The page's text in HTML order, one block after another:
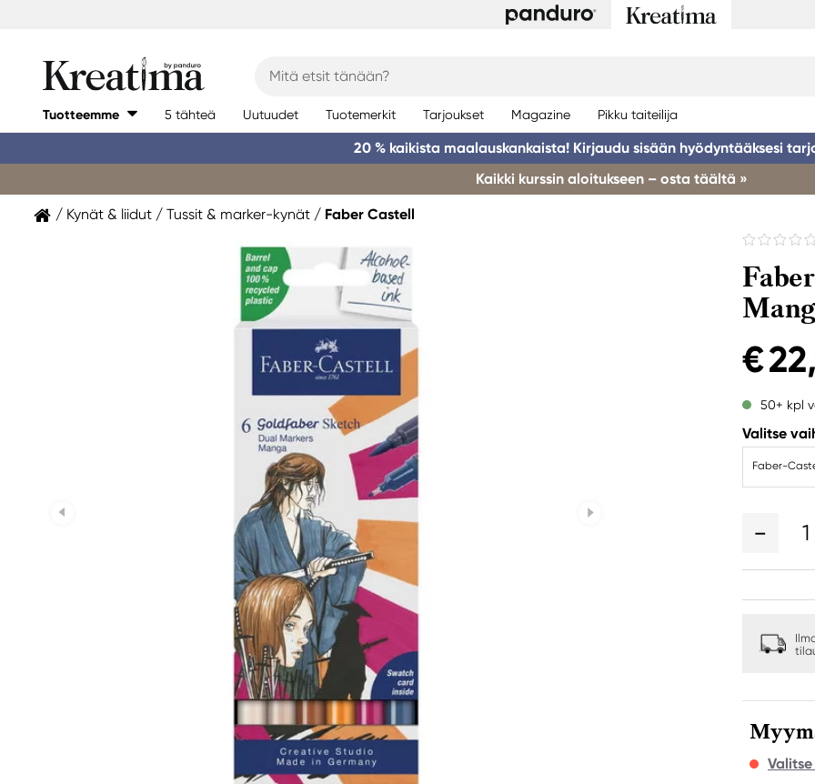
Tuotteemme 5 tähteä Uutuudet Tuotemerkit Tarjoukset Magazine Pikku taiteilija
20 % kaikista maalauskankaista! Kirjaudu sisään hyödyntääksesi
Kaikki kurssin aloitukseen – osta täältä »
Kynät & liidut Tussit & marker-kynät Faber Castell
€
50+ kpl
Valitse
Faber-
1